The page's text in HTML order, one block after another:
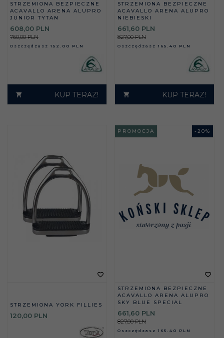
STRZEMIONA BEZPIECZNE
ACAVALLO ARENA ALUPRO
JUNIOR TYTAN
608,00 PLN
760,00 PLN
Oszczędzasz 152.00 PLN
KUP TERAZ!
STRZEMIONA BEZPIECZNE
ACAVALLO ARENA ALUPRO
NIEBIESKI
661,60 PLN
827,00 PLN
Oszczędzasz 165.40 PLN
KUP TERAZ!
STRZEMIONA YORK FILLIES
120,00 PLN
- 20%
PROMOCJA
STRZEMIONA BEZPIECZNE
ACAVALLO ARENA ALUPRO
SKY BLUE SPECIAL
661,60 PLN
827,00 PLN
Oszczędzasz 165.40 PLN